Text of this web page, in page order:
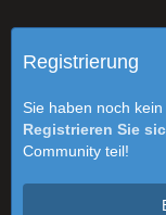
Registrierung
Sie haben noch
Registrieren Sie
Community teil!